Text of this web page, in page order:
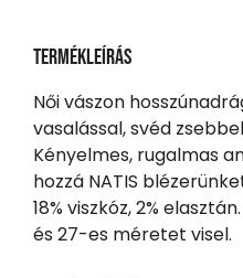
Termékleírás
Női vászon
vasalással, svéd
Kényelmes, rugalmas
hozzá NATIS
18% viszkóz, 2%
és 27-es méretet visel.